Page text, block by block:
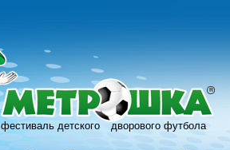
фестиваль детского дворового футбола
R